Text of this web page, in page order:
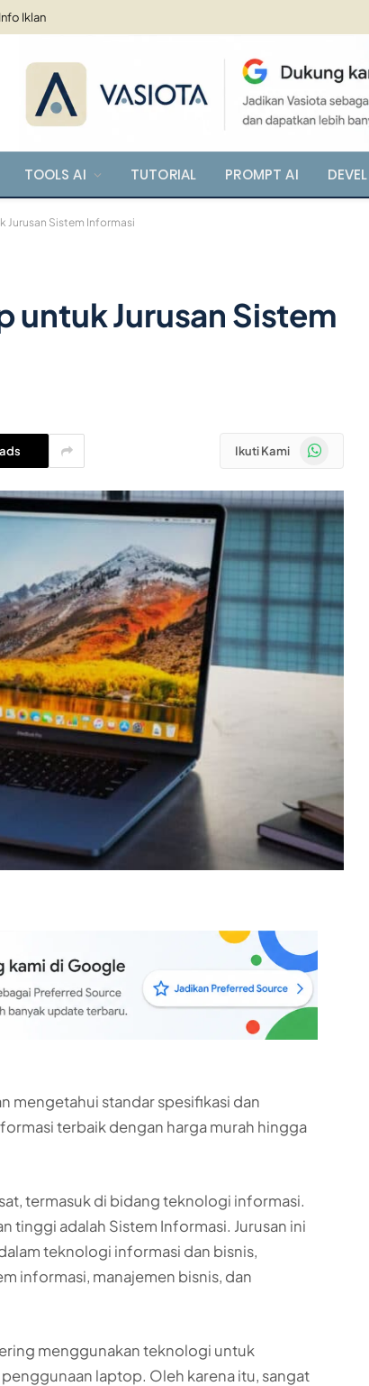
Info Iklan
TOOLS AI TUTORIAL PROMPT AI
Jurusan Sistem Informasi
untuk Jurusan Sistem
Ikuti Kami WhatsApp
mengetahui standar spesifikasi dan
terbaik dengan harga murah hingga
termasuk di bidang teknologi informasi.
tinggi adalah Sistem Informasi. Jurusan ini
teknologi informasi dan bisnis,
informasi, manajemen bisnis, dan
menggunakan teknologi untuk
laptop. Oleh karena itu, sangat